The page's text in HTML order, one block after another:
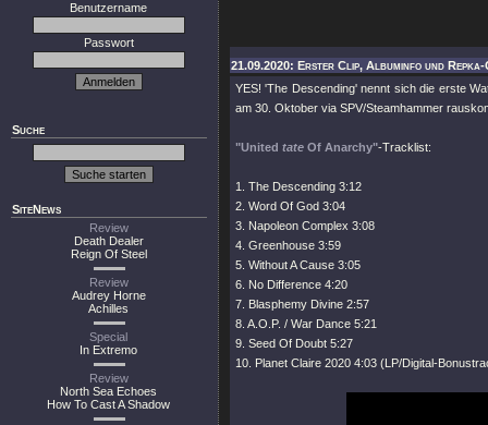
Benutzername
Passwort
Suche
SiteNews
Review
Death Dealer
Reign Of Steel
Review
Audrey Horne
Achilles
Special
In Extremo
Review
North Sea Echoes
How To Cast A Shadow
21.09.2020: Erster Clip, Albuminfo und Repka-
YES! 'The Descending' nennt sich die erste
am 30. Oktober via SPV/Steamhammer
"United tate Of Anarchy"-Tracklist:
1. The Descending 3:12
2. Word Of God 3:04
3. Napoleon Complex 3:08
4. Greenhouse 3:59
5. Without A Cause 3:05
6. No Difference 4:20
7. Blasphemy Divine 2:57
8. A.O.P. / War Dance 5:21
9. Seed Of Doubt 5:27
10. Planet Claire 2020 4:03 (LP/Digital-